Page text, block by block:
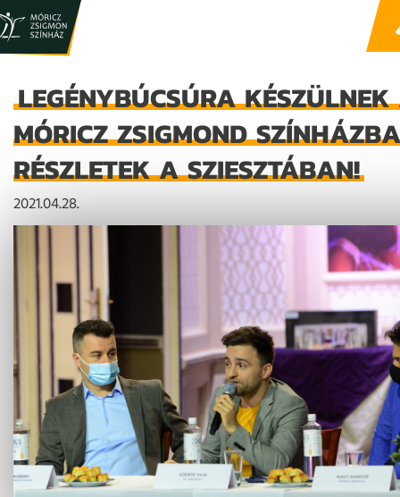
LEGÉNYBÚCSÚRA
MÓRICZ ZSIGMOND
RÉSZLETEK A SZIESZTÁBAN!
2021.04.28.